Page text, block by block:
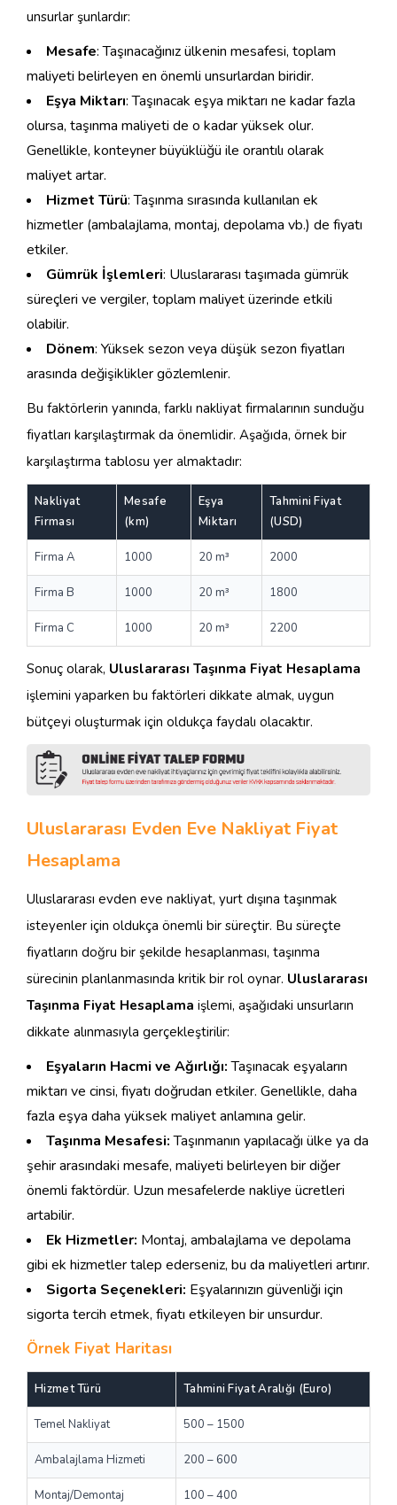
unsurlar şunlardır:
Mesafe: Taşınacağınız ülkenin mesafesi, toplam
maliyeti belirleyen en önemli unsurlardan biridir.
Eşya Miktarı: Taşınacak eşya miktarı ne kadar fazla
olursa, taşınma maliyeti de o kadar yüksek olur.
Genellikle, konteyner büyüklüğü ile orantılı olarak
maliyet artar.
Hizmet Türü: Taşınma sırasında kullanılan ek
hizmetler (ambalajlama, montaj, depolama vb.) de fiyatı
etkiler.
Gümrük İşlemleri: Uluslararası taşımada gümrük
süreçleri ve vergiler, toplam maliyet üzerinde etkili
olabilir.
Dönem: Yüksek sezon veya düşük sezon fiyatları
arasında değişiklikler gözlemlenir.
Bu faktörlerin yanında, farklı nakliyat firmalarının sunduğu
fiyatları karşılaştırmak da önemlidir. Aşağıda, örnek bir
karşılaştırma tablosu yer almaktadır:
Nakliyat
Firması
Mesafe
(km)
Eşya
Miktarı
Tahmini Fiyat
(USD)
Firma A 1000 20 m³ 2000
Firma B 1000 20 m³ 1800
Firma C 1000 20 m³ 2200
Sonuç olarak, Uluslararası Taşınma Fiyat Hesaplama
işlemini yaparken bu faktörleri dikkate almak, uygun
bütçeyi oluşturmak için oldukça faydalı olacaktır.
Uluslararası Evden Eve Nakliyat Fiyat
Hesaplama
Uluslararası evden eve nakliyat, yurt dışına taşınmak
isteyenler için oldukça önemli bir süreçtir. Bu süreçte
fiyatların doğru bir şekilde hesaplanması, taşınma
sürecinin planlanmasında kritik bir rol oynar. Uluslararası
Taşınma Fiyat Hesaplama işlemi, aşağıdaki unsurların
dikkate alınmasıyla gerçekleştirilir:
Eşyaların Hacmi ve Ağırlığı:Taşınacak eşyaların
miktarı ve cinsi, fiyatı doğrudan etkiler. Genellikle, daha
fazla eşya daha yüksek maliyet anlamına gelir.
Taşınma Mesafesi:Taşınmanın yapılacağı ülke ya da
şehir arasındaki mesafe, maliyeti belirleyen bir diğer
önemli faktördür. Uzun mesafelerde nakliye ücretleri
artabilir.
Ek Hizmetler: Montaj, ambalajlama ve depolama
gibi ek hizmetler talep ederseniz, bu da maliyetleri artırır.
Sigorta Seçenekleri: Eşyalarınızın güvenliği için
sigorta tercih etmek, fiyatı etkileyen bir unsurdur.
Örnek Fiyat Haritası
Hizmet Türü Tahmini Fiyat Aralığı (Euro)
Temel Nakliyat 500 – 1500
Ambalajlama Hizmeti 200 – 600
Montaj/Demontaj 100 – 400